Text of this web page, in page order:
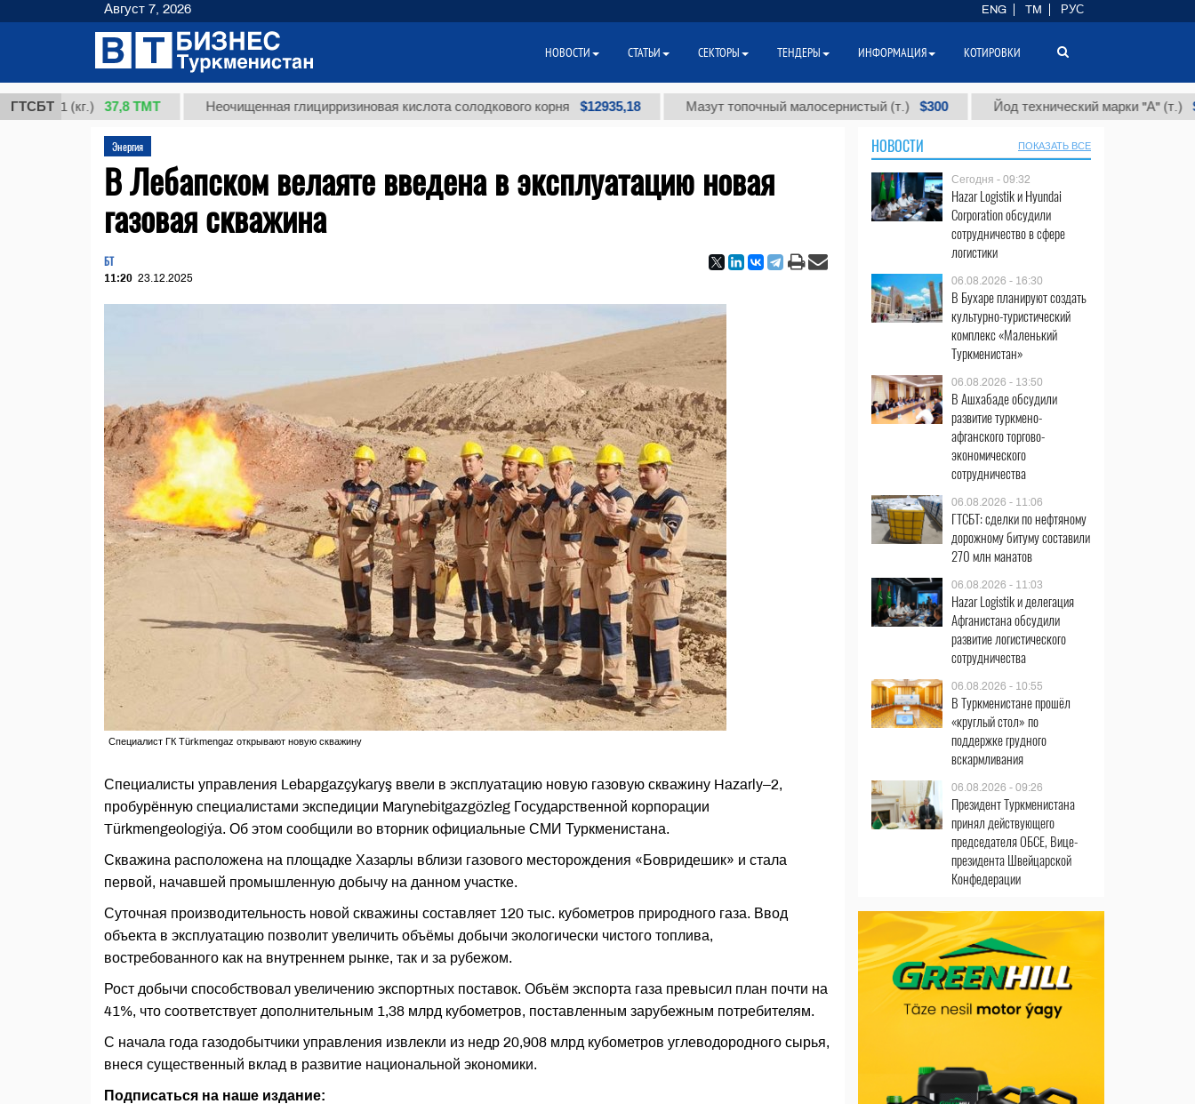
ГТСБТ
1 (кг.) 37,8 ТМТ Неочищенная глицирризиновая кислота солодкового корня $12935,18 Мазут топочный малосернистый (т.) $300 Йод технический марки "А" (т.) $86 000
Энергия
В Лебапском велаяте введена в эксплуатацию новая
газовая скважина
БТ
11:20 23.12.2025
Специалист ГК Türkmengaz открывают новую скважину
Специалисты управления Lebapgazçykaryş ввели в эксплуатацию новую газовую скважину Hazarly–2,
пробурённую специалистами экспедиции Marynebitgazgözleg Государственной корпорации
Türkmengeologiýa. Об этом сообщили во вторник официальные СМИ Туркменистана.
Скважина расположена на площадке Хазарлы вблизи газового месторождения «Бовридешик» и стала
первой, начавшей промышленную добычу на данном участке.
Суточная производительность новой скважины составляет 120 тыс. кубометров природного газа. Ввод
объекта в эксплуатацию позволит увеличить объёмы добычи экологически чистого топлива,
востребованного как на внутреннем рынке, так и за рубежом.
Рост добычи способствовал увеличению экспортных поставок. Объём экспорта газа превысил план почти на
41%, что соответствует дополнительным 1,38 млрд кубометров, поставленным зарубежным потребителям.
С начала года газодобытчики управления извлекли из недр 20,908 млрд кубометров углеводородного сырья,
внеся существенный вклад в развитие национальной экономики.
Подписаться на наше издание:
НОВОСТИ ПОКАЗАТЬ ВСЕ
Сегодня - 09:32
Hazar Logistik и Hyundai
Corporation обсудили
сотрудничество в сфере
логистики
06.08.2026 - 16:30
В Бухаре планируют создать
культурно-туристический
комплекс «Маленький
Туркменистан»
06.08.2026 - 13:50
В Ашхабаде обсудили
развитие туркмено-
афганского торгово-
экономического
сотрудничества
06.08.2026 - 11:06
ГТСБТ: сделки по нефтяному
дорожному битуму составили
270 млн манатов
06.08.2026 - 11:03
Hazar Logistik и делегация
Афганистана обсудили
развитие логистического
сотрудничества
06.08.2026 - 10:55
В Туркменистане прошёл
«круглый стол» по
поддержке грудного
вскармливания
06.08.2026 - 09:26
Президент Туркменистана
принял действующего
председателя ОБСЕ, Вице-
президента Швейцарской
Конфедерации
Август 7, 2026 ENG TM РУС
НОВОСТИ СТАТЬИ СЕКТОРЫ ТЕНДЕРЫ ИНФОРМАЦИЯ КОТИРОВКИ